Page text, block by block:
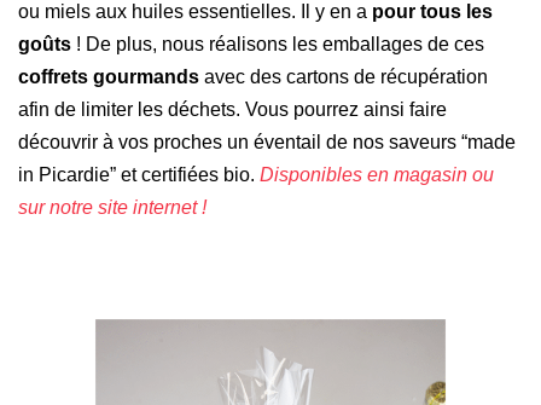
ou miels aux huiles essentielles. Il y en a pour tous les
goûts ! De plus, nous réalisons les emballages de ces
coffrets gourmands avec des cartons de récupération
afin de limiter les déchets. Vous pourrez ainsi faire
découvrir à vos proches un éventail de nos saveurs “made
in Picardie” et certifiées bio. Disponibles en magasin ou
sur notre site internet !